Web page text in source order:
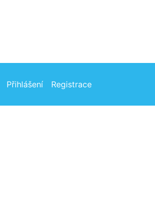
Přihlášení Registrace